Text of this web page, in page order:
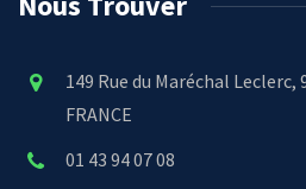
149 Rue du Maréchal
FRANCE
01 43 94 07 08